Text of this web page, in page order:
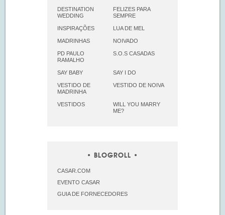
DESTINATION
WEDDING
FELIZES PARA
SEMPRE
INSPIRAÇÕES LUA DE MEL
MADRINHAS NOIVADO
PD PAULO
RAMALHO
S.O.S CASADAS
SAY BABY SAY I DO
VESTIDO DE
MADRINHA
VESTIDO DE NOIVA
VESTIDOS
WILL YOU MARRY
ME?
BLOGROLL
CASAR.COM
EVENTO CASAR
GUIA DE FORNECEDORES